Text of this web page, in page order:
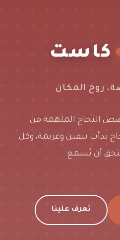
كاست
روح المكان
النجاح الملهمة من
بدأت بيقين وعزيمة، وكل
أن يُسمع
تعرف علينا